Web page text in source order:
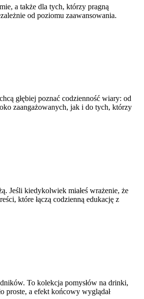
a także dla tych, którzy pragną
od poziomu zaawansowania.
głębiej poznać codzienność wiary: od
zaangażowanych, jak i do tych, którzy
Jeśli kiedykolwiek miałeś wrażenie, że
które łączą codzienną edukację z
To kolekcja pomysłów na drinki,
proste, a efekt końcowy wyglądał